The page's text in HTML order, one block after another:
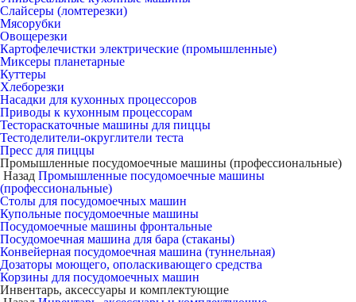
Слайсеры (ломтерезки)
Мясорубки
Овощерезки
Картофелечистки электрические (промышленные)
Миксеры планетарные
Куттеры
Хлеборезки
Насадки для кухонных процессоров
Приводы к кухонным процессорам
Тестораскаточные машины для пиццы
Тестоделители-округлители теста
Пресс для пиццы
Промышленные посудомоечные машины (профессиональные)
Назад Промышленные посудомоечные машины
(профессиональные)
Столы для посудомоечных машин
Купольные посудомоечные машины
Посудомоечные машины фронтальные
Посудомоечная машина для бара (стаканы)
Конвейерная посудомоечная машина (туннельная)
Дозаторы моющего, ополаскивающего средства
Корзины для посудомоечных машин
Инвентарь, аксессуары и комплектующие